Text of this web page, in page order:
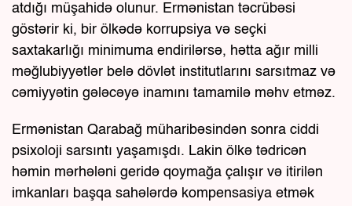
atdığı müşahidə olunur. Ermənistan təcrübəsi
göstərir ki, bir ölkədə korrupsiya və seçki
saxtakarlığı minimuma endirilərsə, hətta ağır milli
məğlubiyyətlər belə dövlət institutlarını sarsıtmaz və
cəmiyyətin gələcəyə inamını tamamilə məhv etməz.
Ermənistan Qarabağ müharibəsindən sonra ciddi
psixoloji sarsıntı yaşamışdı. Lakin ölkə tədricən
həmin mərhələni geridə qoymağa çalışır və itirilən
imkanları başqa sahələrdə kompensasiya etmək